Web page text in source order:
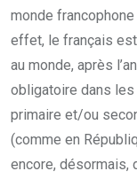
monde
effet, le français
au monde, après
obligatoire dans
primaire et/ou
(comme en
encore, désormais,